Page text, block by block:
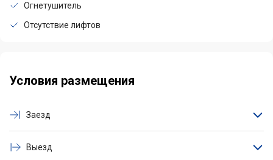
Огнетушитель
Отсутствие лифтов
Условия размещения
Заезд
Выезд